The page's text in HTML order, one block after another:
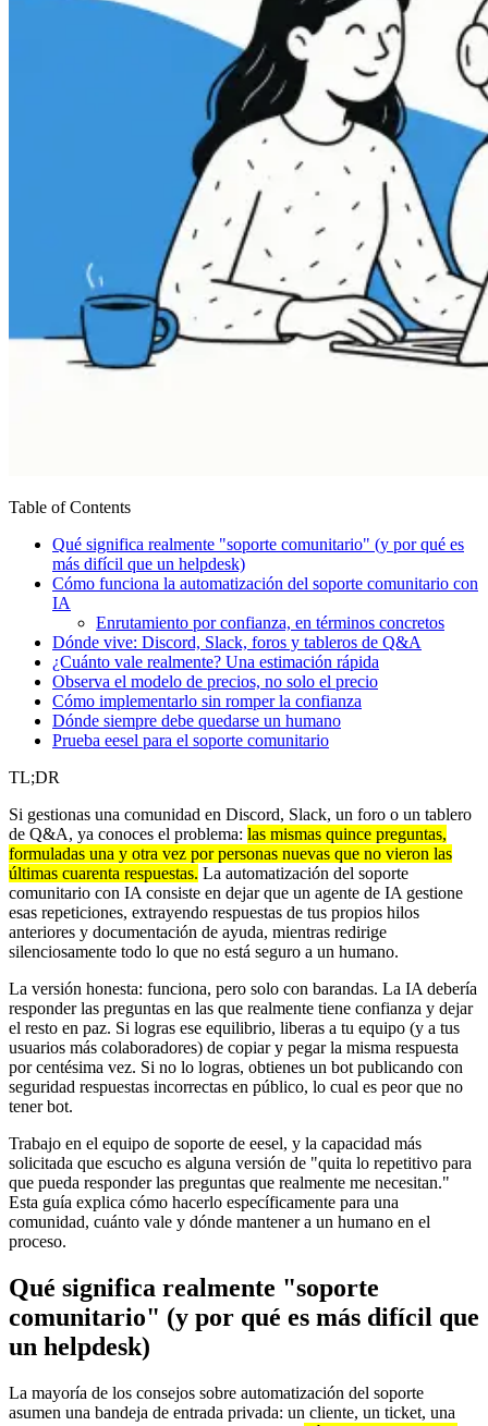
Table of Contents
Qué significa realmente "soporte comunitario" (y por qué es
más difícil que un helpdesk)
Cómo funciona la automatización del soporte comunitario con
IA
Enrutamiento por confianza, en términos concretos
Dónde vive: Discord, Slack, foros y tableros de Q&A
¿Cuánto vale realmente? Una estimación rápida
Observa el modelo de precios, no solo el precio
Cómo implementarlo sin romper la confianza
Dónde siempre debe quedarse un humano
Prueba eesel para el soporte comunitario
TL;DR
Si gestionas una comunidad en Discord, Slack, un foro o un tablero
de Q&A, ya conoces el problema: las mismas quince preguntas,
formuladas una y otra vez por personas nuevas que no vieron las
últimas cuarenta respuestas. La automatización del soporte
comunitario con IA consiste en dejar que un agente de IA gestione
esas repeticiones, extrayendo respuestas de tus propios hilos
anteriores y documentación de ayuda, mientras redirige
silenciosamente todo lo que no está seguro a un humano.
La versión honesta: funciona, pero solo con barandas. La IA debería
responder las preguntas en las que realmente tiene confianza y dejar
el resto en paz. Si logras ese equilibrio, liberas a tu equipo (y a tus
usuarios más colaboradores) de copiar y pegar la misma respuesta
por centésima vez. Si no lo logras, obtienes un bot publicando con
seguridad respuestas incorrectas en público, lo cual es peor que no
tener bot.
Trabajo en el equipo de soporte de eesel, y la capacidad más
solicitada que escucho es alguna versión de "quita lo repetitivo para
que pueda responder las preguntas que realmente me necesitan."
Esta guía explica cómo hacerlo específicamente para una
comunidad, cuánto vale y dónde mantener a un humano en el
proceso.
Qué significa realmente "soporte
comunitario" (y por qué es más difícil que
un helpdesk)
La mayoría de los consejos sobre automatización del soporte
asumen una bandeja de entrada privada: un cliente, un ticket, una